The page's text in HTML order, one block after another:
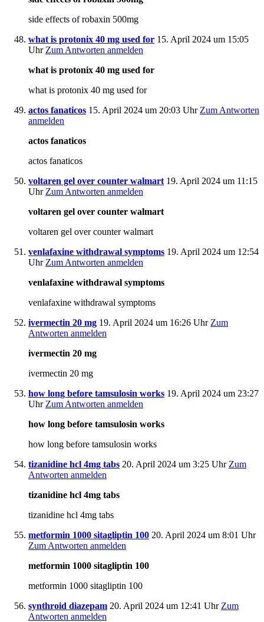
side effects of robaxin 500mg
what is protonix 40 mg used for 15. April 2024 um 15:05
Uhr Zum Antworten anmelden
what is protonix 40 mg used for
what is protonix 40 mg used for
actos fanaticos 15. April 2024 um 20:03 Uhr Zum Antworten
anmelden
actos fanaticos
actos fanaticos
voltaren gel over counter walmart 19. April 2024 um 11:15
Uhr Zum Antworten anmelden
voltaren gel over counter walmart
voltaren gel over counter walmart
venlafaxine withdrawal symptoms 19. April 2024 um 12:54
Uhr Zum Antworten anmelden
venlafaxine withdrawal symptoms
venlafaxine withdrawal symptoms
ivermectin 20 mg 19. April 2024 um 16:26 Uhr Zum
Antworten anmelden
ivermectin 20 mg
ivermectin 20 mg
how long before tamsulosin works 19. April 2024 um 23:27
Uhr Zum Antworten anmelden
how long before tamsulosin works
how long before tamsulosin works
tizanidine hcl 4mg tabs 20. April 2024 um 3:25 Uhr Zum
Antworten anmelden
tizanidine hcl 4mg tabs
tizanidine hcl 4mg tabs
metformin 1000 sitagliptin 100 20. April 2024 um 8:01 Uhr
Zum Antworten anmelden
metformin 1000 sitagliptin 100
metformin 1000 sitagliptin 100
synthroid diazepam 20. April 2024 um 12:41 Uhr Zum
Antworten anmelden